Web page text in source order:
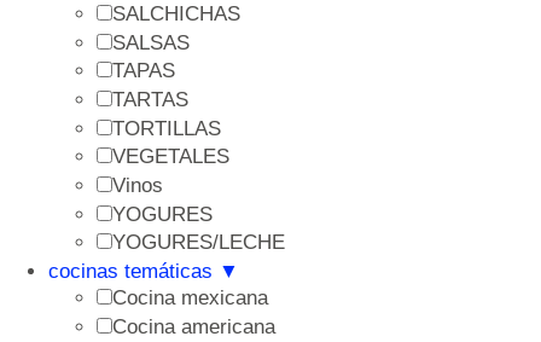
SALCHICHAS
SALSAS
TAPAS
TARTAS
TORTILLAS
VEGETALES
Vinos
YOGURES
YOGURES/LECHE
cocinas temáticas ▼
Cocina mexicana
Cocina americana